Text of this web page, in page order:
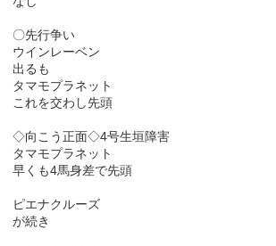
〇先行争い
ウインレーベン
出るも
タマモプラネット
これを交わし先頭
◇向こう正面◇4号生垣障害
タマモプラネット
早くも4馬身差で先頭
ピエナクルーズ
が続き